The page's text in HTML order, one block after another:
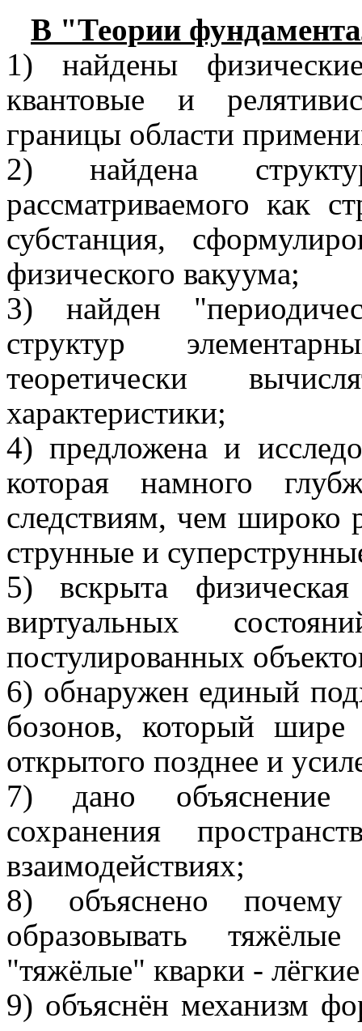
В "Теории
1) найдены
квантовые и
границы области
2) найдена
рассматриваемого как
субстанция,
физического вакуума;
3) найден
структур
теоретически
характеристики;
4) предложена и
которая намного
следствиям, чем широко
струнные и
5) вскрыта
виртуальных
постулированных
6) обнаружен единый
бозонов, который шире
открытого позднее и
7) дано объяснение
сохранения
взаимодействиях;
8) объяснено почему
образовывать
"тяжёлые" кварки -
9) объяснён механизм